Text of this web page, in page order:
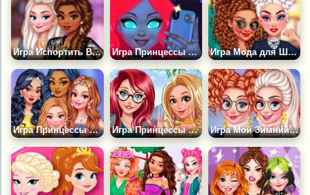
Игра Испортить Вечеринку Принцессе Игра Принцессы Сияющая Красота Игра Мода для Школьниц Принцесс
Игра Принцессы Диснея: Праздничный Вечер Игра Принцессы Путешествуют Игра Мой Зимний Шарф в Стиле Каваи